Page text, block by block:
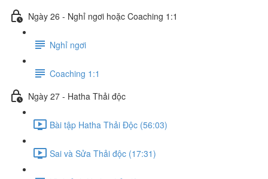
Ngày 26 - Nghỉ ngơi hoặc Coaching 1:1
Nghỉ ngơi
Coaching 1:1
Ngày 27 - Hatha Thải độc
Bài tập Hatha Thải Độc (56:03)
Sai và Sửa Thải độc (17:31)